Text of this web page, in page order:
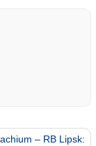
– RB Lipsk: